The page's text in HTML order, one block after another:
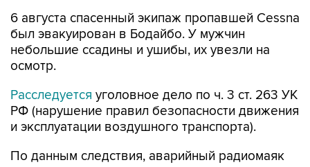
6 августа спасенный экипаж пропавшей Cessna
был эвакуирован в Бодайбо. У мужчин
небольшие ссадины и ушибы, их увезли на
осмотр.
Расследуется уголовное дело по ч. 3 ст. 263 УК
РФ (нарушение правил безопасности движения
и эксплуатации воздушного транспорта).
По данным следствия, аварийный радиомаяк